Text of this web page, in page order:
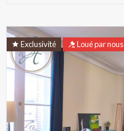
Exclusivité Loué par nous